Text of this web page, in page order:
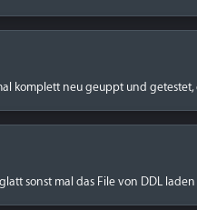
komplett neu geuppt und
sonst mal das File von DDL